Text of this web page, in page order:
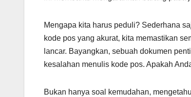
Mengapa kita harus peduli? Sederhana
kode pos yang akurat, kita memastikan
lancar. Bayangkan, sebuah dokumen
kesalahan menulis kode pos. Apakah
Bukan hanya soal kemudahan,